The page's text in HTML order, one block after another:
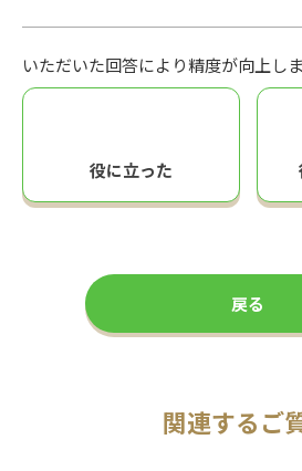
いただいた回答により精度が向上しま
役に立った
戻る
関連するご